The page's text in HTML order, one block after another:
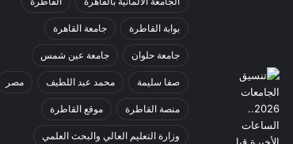
بوابة القاطرة جامعة القاهرة
جامعة حلوان جامعة عين شمس
صفا سليمة محمد عبد اللطيف مصر
منصة القاطرة موقع القاطرة
وزارة التعليم العالي والبحث العلمي